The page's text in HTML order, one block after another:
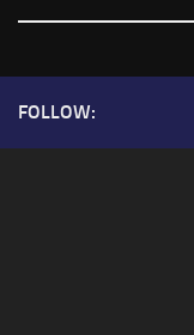
FOLLOW: